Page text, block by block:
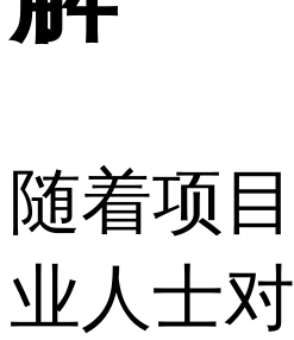
随着项
业人士